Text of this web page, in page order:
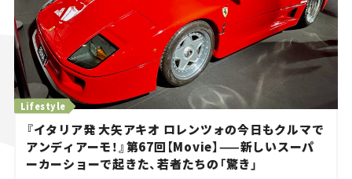
Lifestyle
『イタリア発 大矢アキオ ロレンツォの今日もクルマで
アンディアーモ！』第67回【Movie】——新しいスーパ
ーカーショーで起きた、若者たちの「驚き」